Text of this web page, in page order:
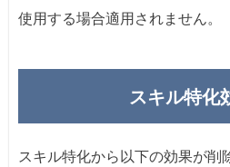
使用する場合適用されません。
スキル特化
スキル特化から以下の効果が削